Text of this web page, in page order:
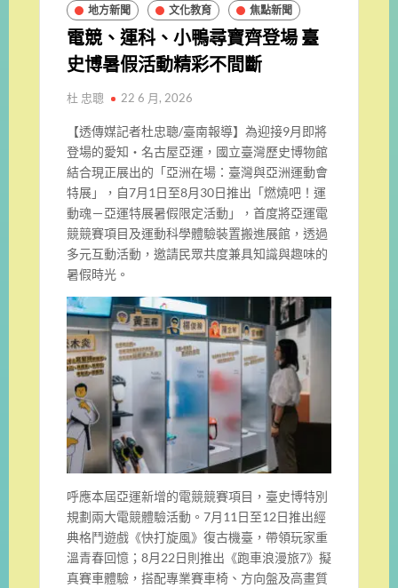
地方新聞 文化教育 焦點新聞
電競、運科、小鴨尋寶齊登場 臺
史博暑假活動精彩不間斷
杜 忠聰 22 6 月, 2026
【透傳媒記者杜忠聰/臺南報導】為迎接9月即將
登場的愛知‧名古屋亞運，國立臺灣歷史博物館
結合現正展出的「亞洲在場：臺灣與亞洲運動會
特展」，自7月1日至8月30日推出「燃燒吧！運
動魂－亞運特展暑假限定活動」，首度將亞運電
競競賽項目及運動科學體驗裝置搬進展館，透過
多元互動活動，邀請民眾共度兼具知識與趣味的
暑假時光。
呼應本屆亞運新增的電競競賽項目，臺史博特別
規劃兩大電競體驗活動。7月11日至12日推出經
典格鬥遊戲《快打旋風》復古機臺，帶領玩家重
溫青春回憶；8月22日則推出《跑車浪漫旅7》擬
真賽車體驗，搭配專業賽車椅、方向盤及高畫質